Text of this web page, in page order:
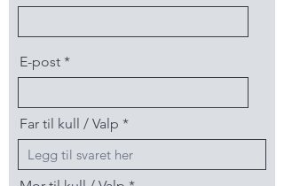
E-post
Far til kull / Valp